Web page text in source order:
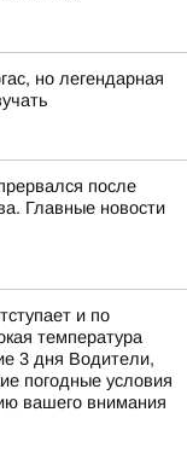
но легендарная
после
Главные новости
и по
температура
3 дня Водители,
погодные условия
вашего внимания